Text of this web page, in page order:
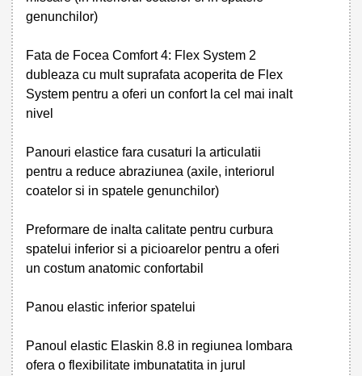
genunchilor)
Fata de Focea Comfort 4: Flex System 2
dubleaza cu mult suprafata acoperita de Flex
System pentru a oferi un confort la cel mai inalt
nivel
Panouri elastice fara cusaturi la articulatii
pentru a reduce abraziunea (axile, interiorul
coatelor si in spatele genunchilor)
Preformare de inalta calitate pentru curbura
spatelui inferior si a picioarelor pentru a oferi
un costum anatomic confortabil
Panou elastic inferior spatelui
Panoul elastic Elaskin 8.8 in regiunea lombara
ofera o flexibilitate imbunatatita in jurul